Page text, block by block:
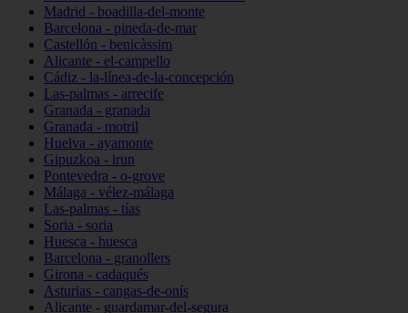
Madrid - boadilla-del-monte
Barcelona - pineda-de-mar
Castellón - benicàssim
Alicante - el-campello
Cádiz - la-línea-de-la-concepción
Las-palmas - arrecife
Granada - granada
Granada - motril
Huelva - ayamonte
Gipuzkoa - irun
Pontevedra - o-grove
Málaga - vélez-málaga
Las-palmas - tías
Soria - soria
Huesca - huesca
Barcelona - granollers
Girona - cadaqués
Asturias - cangas-de-onís
Alicante - guardamar-del-segura